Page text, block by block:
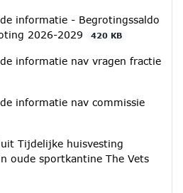
informatie - Begrotingssaldo
2026-2029
420 KB
informatie nav vragen fractie
informatie nav commissie
Tijdelijke huisvesting
oude sportkantine The Vets